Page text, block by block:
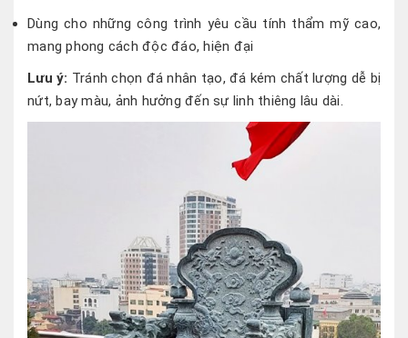
Dùng cho những công trình yêu cầu tính thẩm mỹ cao,
mang phong cách độc đáo, hiện đại
Lưu ý: Tránh chọn đá nhân tạo, đá kém chất lượng dễ bị
nứt, bay màu, ảnh hưởng đến sự linh thiêng lâu dài.